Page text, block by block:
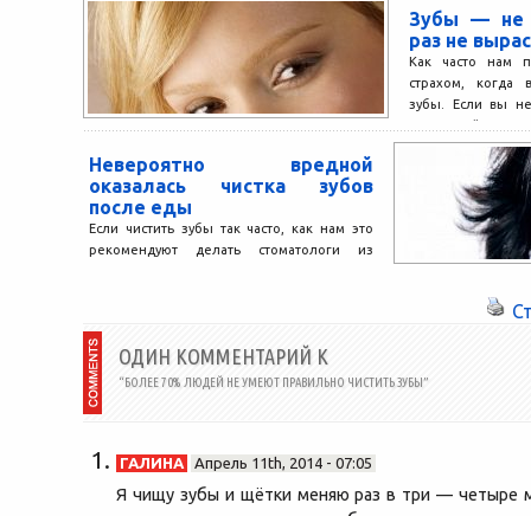
Зубы — не
раз не
Как часто нам
страхом, когда
зубы. Если вы не
старинный прием
Невероятно вредной
оказалась чистка зубов
после еды
Если чистить зубы так часто, как нам это
рекомендуют делать стоматологи из
ОДИН КОММЕНТАРИЙ К
“БОЛЕЕ 70% ЛЮДЕЙ НЕ УМЕЮТ ПРАВИЛЬНО ЧИСТИТЬ ЗУБЫ”
ГАЛИНА Апрель 11th, 2014 - 07:05
Я чищу зубы и щётки меняю раз в три — четыре